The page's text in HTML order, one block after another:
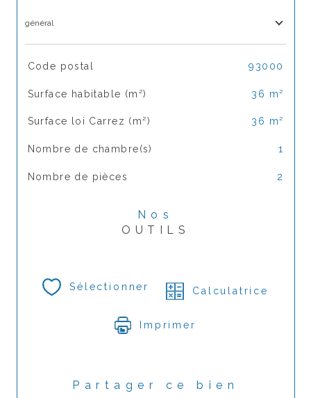
général
TRAD_SIROCCO_Caracteristique
Code postal 93000
Surface habitable (m²) 36 m²
Surface loi Carrez (m²) 36 m²
Nombre de chambre(s) 1
Nombre de pièces 2
Nos
OUTILS
Sélectionner Calculatrice
Imprimer
Partager ce bien